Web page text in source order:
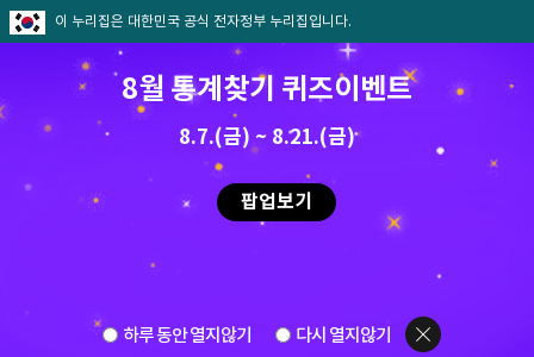
이 누리집은 대한민국 공식 전자정부 누리집입니다.
8월 통계찾기 퀴즈이벤트
8.7.(금) ~ 8.21.(금)
팝업보기
하루 동안 열지않기 다시 열지않기